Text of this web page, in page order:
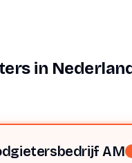
Verhuisplanner
in
AM